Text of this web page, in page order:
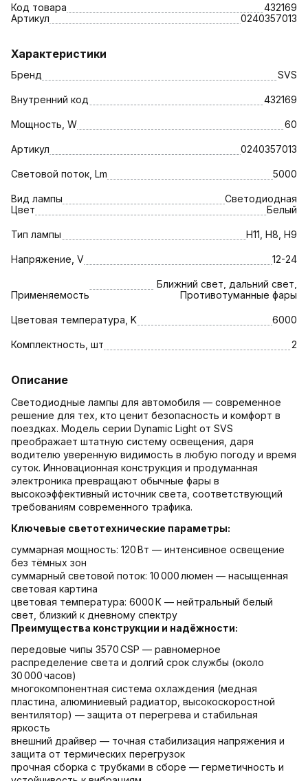
Код товара
432169
Артикул
0240357013
Характеристики
Бренд SVS
Внутренний код 432169
Мощность, W 60
Артикул 0240357013
Световой поток, Lm 5000
Вид лампы
Светодиодная
Цвет
Белый
Тип лампы H11, H8, H9
Напряжение, V 12-24
Применяемость
Ближний свет, дальний свет,
Противотуманные фары
Цветовая температура, K 6000
Комплектность, шт 2
Описание
Светодиодные лампы для автомобиля — современное
решение для тех, кто ценит безопасность и комфорт в
поездках. Модель серии Dynamic Light от SVS
преображает штатную систему освещения, даря
водителю уверенную видимость в любую погоду и время
суток. Инновационная конструкция и продуманная
электроника превращают обычные фары в
высокоэффективный источник света, соответствующий
требованиям современного трафика.
Ключевые светотехнические параметры:
суммарная мощность: 120 Вт — интенсивное освещение
без тёмных зон
суммарный световой поток: 10 000 люмен — насыщенная
световая картина
цветовая температура: 6000 К — нейтральный белый
свет, близкий к дневному спектру
Преимущества конструкции и надёжности:
передовые чипы 3570 CSP — равномерное
распределение света и долгий срок службы (около
30 000 часов)
многокомпонентная система охлаждения (медная
пластина, алюминиевый радиатор, высокоскоростной
вентилятор) — защита от перегрева и стабильная
яркость
внешний драйвер — точная стабилизация напряжения и
защита от термических перегрузок
прочная сборка с трубками в сборе — герметичность и